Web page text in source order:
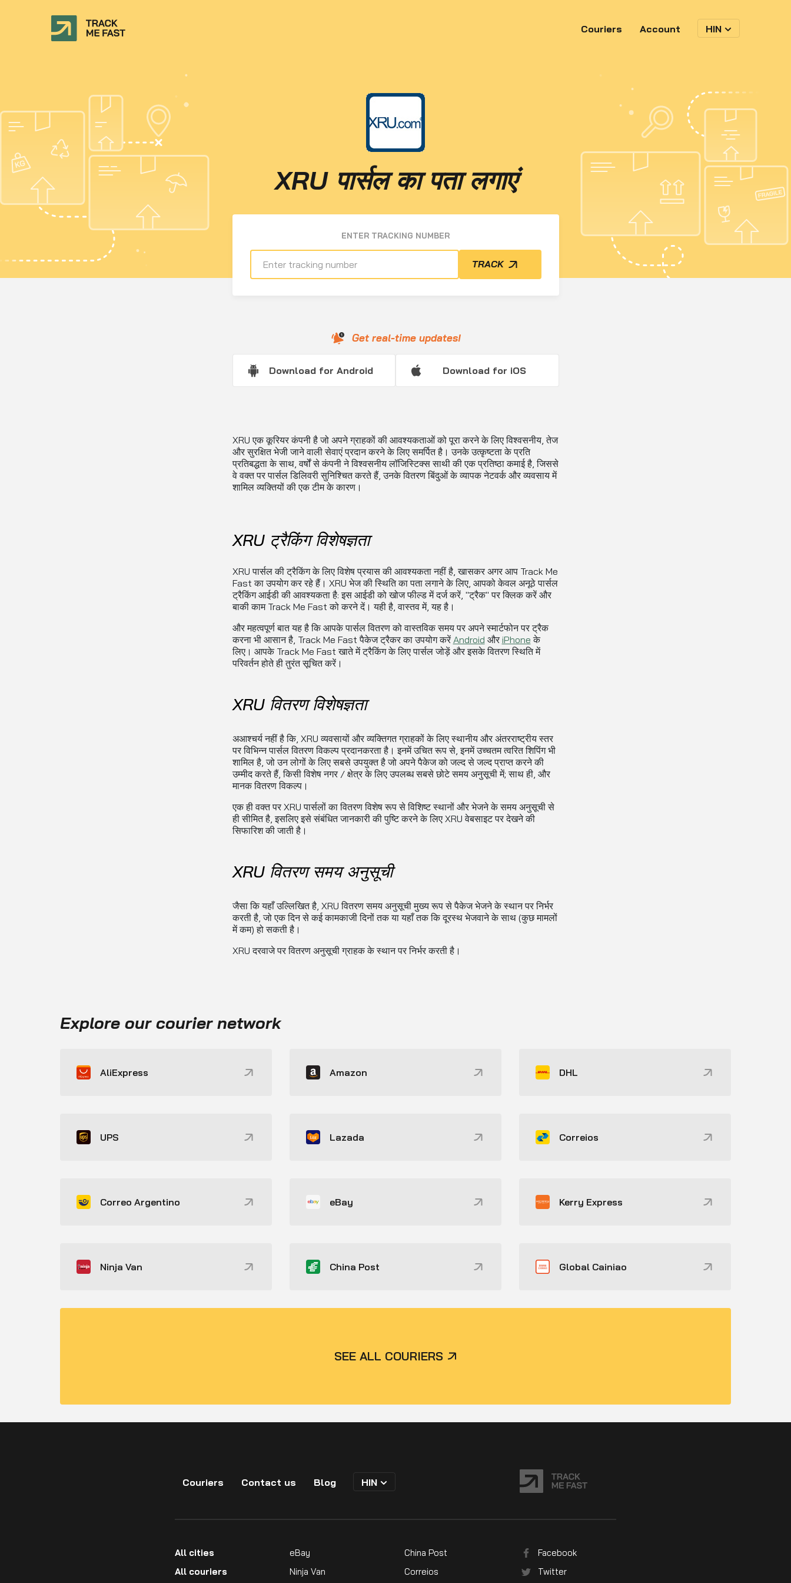
Couriers Account HIN
XRU पार्सल का पता लगाएं
ENTER TRACKING NUMBER
TRACK
Get real-time updates!
Download for Android Download for iOS
XRU एक कूरियर कंपनी है जो अपने ग्राहकों की आवश्यकताओं को पूरा करने के लिए विश्वसनीय, तेज
और सुरक्षित भेजी जाने वाली सेवाएं प्रदान करने के लिए समर्पित है। उनके उत्कृष्टता के प्रति
प्रतिबद्धता के साथ, वर्षों से कंपनी ने विश्वसनीय लॉजिस्टिक्स साथी की एक प्रतिष्ठा कमाई है, जिससे
वे वक्त पर पार्सल डिलिवरी सुनिश्चित करते हैं, उनके वितरण बिंदुओं के व्यापक नेटवर्क और व्यवसाय में
शामिल व्यक्तियों की एक टीम के कारण।
XRU ट्रैकिंग विशेषज्ञता
XRU पार्सल की ट्रैकिंग के लिए विशेष प्रयास की आवश्यकता नहीं है, खासकर अगर आप Track Me
Fast का उपयोग कर रहे हैं। XRU भेज की स्थिति का पता लगाने के लिए, आपको केवल अनूठे पार्सल
ट्रैकिंग आईडी की आवश्यकता है: इस आईडी को खोज फील्ड में दर्ज करें, "ट्रैक" पर क्लिक करें और
बाकी काम Track Me Fast को करने दें। यही है, वास्तव में, यह है।
और महत्वपूर्ण बात यह है कि आपके पार्सल वितरण को वास्तविक समय पर अपने स्मार्टफोन पर ट्रैक
करना भी आसान है, Track Me Fast पैकेज ट्रैकर का उपयोग करें Android और iPhone के
लिए। आपके Track Me Fast खाते में ट्रैकिंग के लिए पार्सल जोड़ें और इसके वितरण स्थिति में
परिवर्तन होते ही तुरंत सूचित करें।
XRU वितरण विशेषज्ञता
अआश्चर्य नहीं है कि, XRU व्यवसायों और व्यक्तिगत ग्राहकों के लिए स्थानीय और अंतरराष्ट्रीय स्तर
पर विभिन्न पार्सल वितरण विकल्प प्रदानकरता है। इनमें उचित रूप से, इनमें उच्चतम त्वरित शिपिंग भी
शामिल है, जो उन लोगों के लिए सबसे उपयुक्त है जो अपने पैकेज को जल्द से जल्द प्राप्त करने की
उम्मीद करते हैं, किसी विशेष नगर / क्षेत्र के लिए उपलब्ध सबसे छोटे समय अनुसूची में; साथ ही, और
मानक वितरण विकल्प।
एक ही वक्त पर XRU पार्सलों का वितरण विशेष रूप से विशिष्ट स्थानों और भेजने के समय अनुसूची से
ही सीमित है, इसलिए इसे संबंधित जानकारी की पुष्टि करने के लिए XRU वेबसाइट पर देखने की
सिफारिश की जाती है।
XRU वितरण समय अनुसूची
जैसा कि यहाँ उल्लिखित है, XRU वितरण समय अनुसूची मुख्य रूप से पैकेज भेजने के स्थान पर निर्भर
करती है, जो एक दिन से कई कामकाजी दिनों तक या यहाँ तक कि दूरस्थ भेजवाने के साथ (कुछ मामलों
में कम) हो सकती है।
XRU दरवाजे पर वितरण अनुसूची ग्राहक के स्थान पर निर्भर करती है।
Explore our courier network
AliExpress Amazon DHL
UPS Lazada Correios
Correo Argentino eBay Kerry Express
Ninja Van China Post Global Cainiao
SEE ALL COURIERS
Couriers Contact us Blog HIN
All cities
All couriers
eBay
Ninja Van
China Post
Correios
Facebook
Twitter